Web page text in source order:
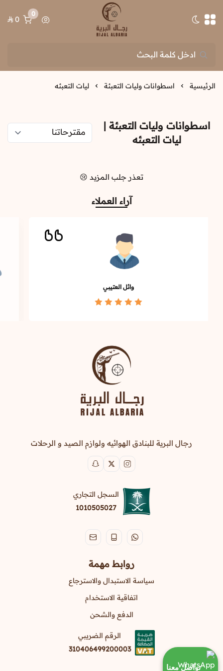
تبديل الوضع الداكنرجال البرية
0
0
الرئيسية اسطوانات وليات التعبئة ليات التعبئه
اسطوانات وليات التعبئة |
ليات التعبئه
تعذر جلب المزيد 😢
آراء العملاء
وائل العتيبي
رجال البرية للبنادق الهوائيه ولوازم الصيد و الرحلات
السجل التجاري
1010505027
روابط مهمة
سياسة الاستبدال والاسترجاع
اتفاقية الاستخدام
الدفع والشحن
الرقم الضريبي
310406499200003
تواصل معنا